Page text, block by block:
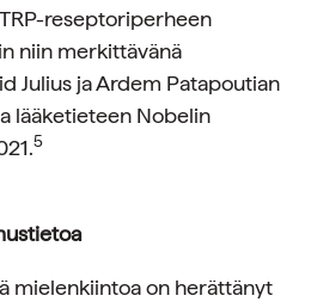
reseptoriperheen
niin merkittävänä
Julius ja Ardem Patapoutian
lääketieteen Nobelin
5
mielenkiintoa on herättänyt